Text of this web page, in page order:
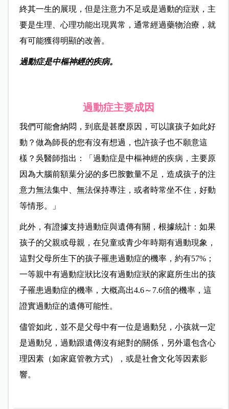
終其一生的展現，但是注意力不足或是過動的症狀，主
要是生理、心理功能出現異常，通常經過藥物治療，就
有可能獲得明顯的改善。
過動症是中樞神經的疾病。
過動症主要成因
我們可能會納悶，到底是甚麼原因，可以讓孩子如此好
動？做為師長的您有沒有想過，也許孩子也不願意這
樣？吳醫師指出：「過動症是中樞神經的疾病，主要原
因為大腦前額葉分泌的多巴胺數量不足，造成孩子的注
意力無法集中、無法保持專注，或者時常坐不住，好動
等情形。」
此外，有證據支持過動症與遺傳有關，根據統計：如果
孩子的父親或母親，在兒童或青少年時期有過動現象，
這對父母所生下的孩子罹患過動症的機率，約有57%；
一等親中有過動症狀比沒有過動症狀的家庭所生出的孩
子罹患過動症的機率，大概高出4.6～7.6倍的機率，這
證實過動症的遺傳可能性。
儘管如此，並不是父母中有一位是過動兒，小孩就一定
是過動兒，過動跟遺傳沒有絕對的關係，另外還包含心
理因素（如家庭管教方式），或是社會文化等因素影
響。